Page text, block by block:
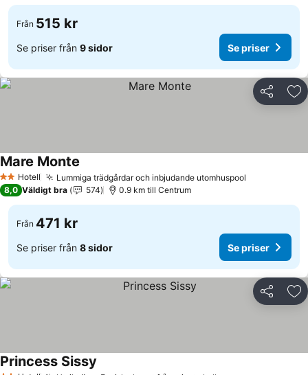
Från 515 kr
Se priser från 9 sidor Se priser
Dela
2 Stjärnor
Hotell Lummiga trädgårdar och inbjudande utomhuspool
Mare Monte
8,0 Väldigt bra 574 0.9 km till Centrum
Från 471 kr
Se priser från 8 sidor Se priser
Dela
Princess Sissy